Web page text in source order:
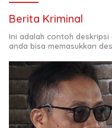
Berita Kriminal
Ini adalah contoh
anda bisa memasukkan